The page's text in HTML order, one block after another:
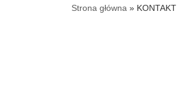
Strona główna » KONTAKT